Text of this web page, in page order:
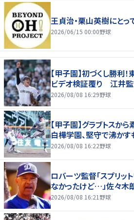
王貞治・栗山英樹にとっ
2026/06/15 00:00野球
【甲子園】初づくし勝
ビデオ検証覆り 江井監
2026/08/08 16:29野球
【甲子園】グラブトス
白樺学園、堅守で沸か
2026/08/08 16:22野球
ロバーツ監督「スプリッ
なかったけど…」佐々木
2026/08/08 16:21 野球